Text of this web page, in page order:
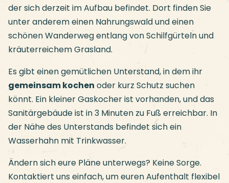
der sich derzeit im Aufbau befindet. Dort finden Sie
unter anderem einen Nahrungswald und einen
schönen Wanderweg entlang von Schilfgürteln und
kräuterreichem Grasland.
Es gibt einen gemütlichen Unterstand, in dem ihr
gemeinsam kochen oder kurz Schutz suchen
könnt. Ein kleiner Gaskocher ist vorhanden, und das
Sanitärgebäude ist in 3 Minuten zu Fuß erreichbar. In
der Nähe des Unterstands befindet sich ein
Wasserhahn mit Trinkwasser.
Ändern sich eure Pläne unterwegs? Keine Sorge.
Kontaktiert uns einfach, um euren Aufenthalt flexibel